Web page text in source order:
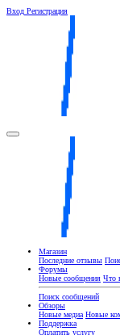
Вход Регистрация
Магазин
Последние отзывы
Форумы
Новые сообщения Что
Поиск сообщений
Обзоры
Новые медиа Новые
Поддержка
Оплатить услугу